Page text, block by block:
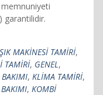
memnuniyeti
garantilidir.
MAKİNESİ TAMİRİ,
TAMİRİ, GENEL,
, KLİMA TAMİRİ,
, KOMBİ